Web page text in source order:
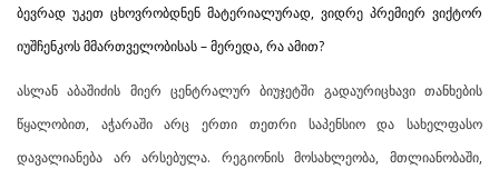
ბევრად უკეთ ცხოვრობდნენ მატერიალურად, ვიდრე პრემიერ ვიქტორ
იუშჩენკოს მმართველობისას – მერედა, რა ამით?
ასლან აბაშიძის მიერ ცენტრალურ ბიუჯეტში გადაურიცხავი თანხების
წყალობით, აჭარაში არც ერთი თეთრი საპენსიო და სახელფასო
დავალიანება არ არსებულა. რეგიონის მოსახლეობა, მთლიანობაში,